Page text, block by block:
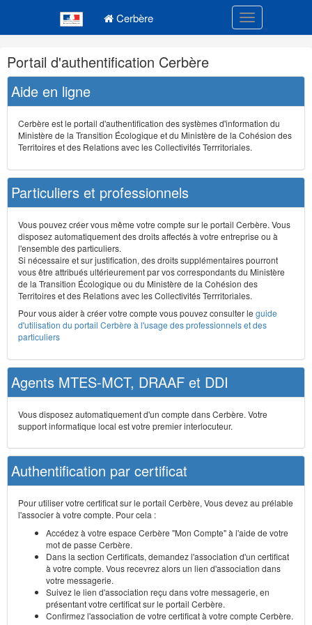
Cerbère Toggle
Navigation
et
outils
annexes
Portail d'authentification Cerbère
Aide en ligne
Cerbère est le portail d'authentification des systèmes d'information du
Ministère de la Transition Écologique et du Ministère de la Cohésion des
Territoires et des Relations avec les Collectivités Terrritoriales.
Particuliers et professionnels
Vous pouvez créer vous même votre compte sur le portail Cerbère. Vous
disposez automatiquement des droits affectés à votre entreprise ou à
l'ensemble des particuliers.
Si nécessaire et sur justification, des droits supplémentaires pourront
vous être attribués ultérieurement par vos correspondants du Ministère
de la Transition Écologique ou du Ministère de la Cohésion des
Territoires et des Relations avec les Collectivités Terrritoriales.
Pour vous aider à créer votre compte vous pouvez consulter le guide
d'utilisation du portail Cerbère à l'usage des professionnels et des
particuliers
Agents MTES-MCT, DRAAF et DDI
Vous disposez automatiquement d'un compte dans Cerbère. Votre
support informatique local est votre premier interlocuteur.
Authentification par certificat
Pour utiliser votre certificat sur le portail Cerbère, Vous devez au prélable
l'associer à votre compte. Pour cela :
Accédez à votre espace Cerbère "Mon Compte" à l'aide de votre
mot de passe Cerbère.
Dans la section Certificats, demandez l'association d'un certificat
à votre compte. Vous recevrez alors un lien d'association dans
votre messagerie.
Suivez le lien d'association reçu dans votre messagerie, en
présentant votre certificat sur le portail Cerbère.
Confirmez l'association de votre certificat à votre compte Cerbère.